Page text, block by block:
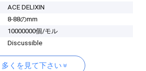
ACE DELIXIN
8-88のmm
10000000個/モル
Discussible
多くを見て下さい